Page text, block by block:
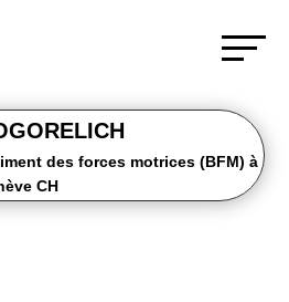
des forces motrices (BFM) à
CH